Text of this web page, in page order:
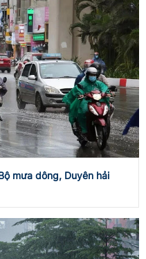
mưa dông, Duyên hải